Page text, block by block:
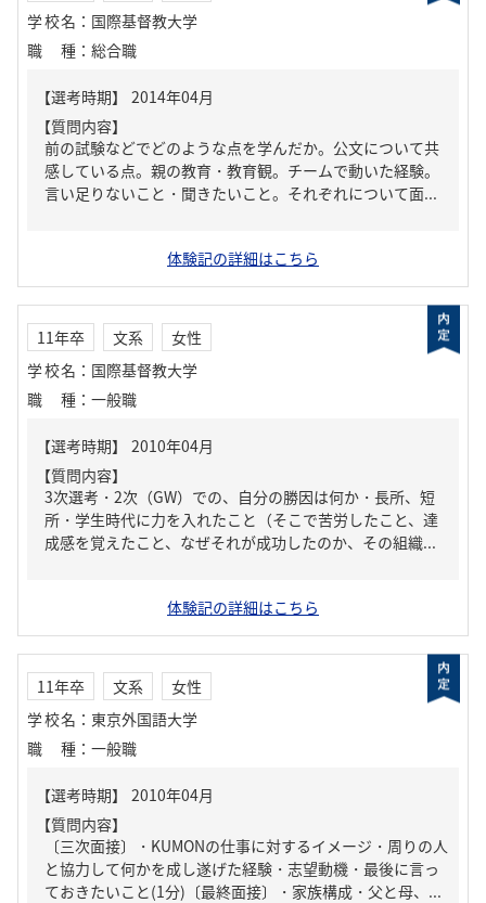
学校名 ： 国際基督教大学
職種 ： 総合職
【質問内容】
前の試験などでどのような点を学んだか。公文について共
感している点。親の教育・教育観。チームで動いた経験。
言い足りないこと・聞きたいこと。それぞれについて面...
体験記の詳細はこちら
11年卒 文系
女性
学校名 ： 国際基督教大学
職種 ： 一般職
【質問内容】
3次選考・2次（GW）での、自分の勝因は何か・長所、短
所・学生時代に力を入れたこと（そこで苦労したこと、達
成感を覚えたこと、なぜそれが成功したのか、その組織...
体験記の詳細はこちら
11年卒 文系
女性
学校名 ： 東京外国語大学
職種 ： 一般職
【質問内容】
〔三次面接〕・KUMONの仕事に対するイメージ・周りの人
と協力して何かを成し遂げた経験・志望動機・最後に言っ
ておきたいこと(1分)〔最終面接〕・家族構成・父と母、...